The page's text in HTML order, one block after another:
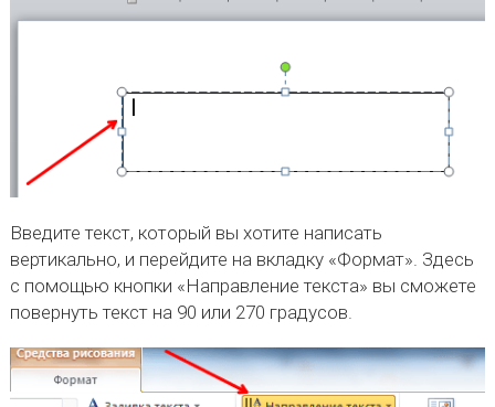
Введите текст, который вы хотите написать
вертикально, и перейдите на вкладку «Формат». Здесь
с помощью кнопки «Направление текста» вы сможете
повернуть текст на 90 или 270 градусов.